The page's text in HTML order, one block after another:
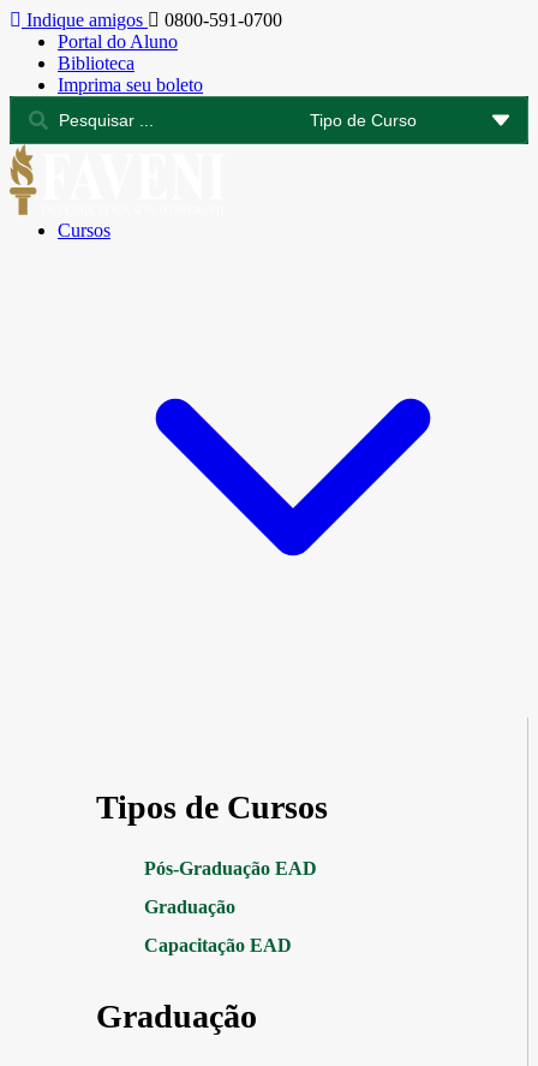
Indique amigos
0800-591-0700
Portal do Aluno
Biblioteca
Imprima seu boleto
Cursos
Tipos de Cursos
Pós-Graduação EAD
Graduação
Capacitação EAD
Graduação